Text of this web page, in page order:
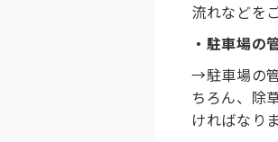
流れなどを
・駐車場の
→駐車場の
ちろん、除
ければなり